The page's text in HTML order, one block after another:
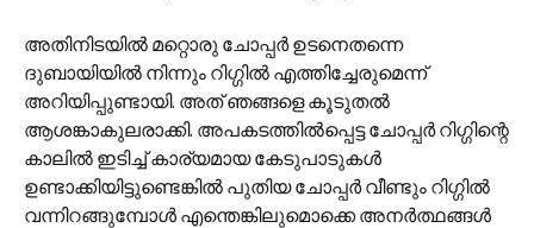
അതിനിടയില്‍ മറ്റൊരു ചോപ്പര്‍ ഉടനെതന്നെ
ദുബായിയില്‍ നിന്നും റിഗ്ഗില്‍ എത്തിച്ചേരുമെന്ന്
അറിയിപ്പുണ്ടായി. അത് ഞങ്ങളെ കൂടുതല്‍
ആശങ്കാകുലരാക്കി. അപകടത്തില്‍പ്പെട്ട ചോപ്പര്‍ റിഗ്ഗിന്റെ
കാലില്‍ ഇടിച്ച് കാര്യമായ കേടുപാടുകള്‍
ഉണ്ടാക്കിയിട്ടുണ്ടെങ്കില്‍ പുതിയ ചോപ്പര്‍ വീണ്ടും റിഗ്ഗില്‍
വന്നിറങ്ങുമ്പോള്‍ എന്തെങ്കിലുമൊക്കെ അനര്‍ത്ഥങ്ങള്‍